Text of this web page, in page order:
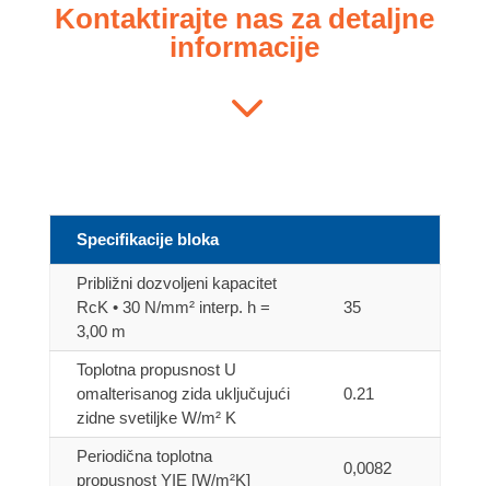
Kontaktirajte nas za detaljne
informacije
3
Specifikacije bloka
Približni dozvoljeni kapacitet
RcK • 30 N/mm² interp. h =
3,00 m
35
Toplotna propusnost U
omalterisanog zida uključujući
zidne svetiljke W/m² K
0.21
Periodična toplotna
propusnost YIE [W/m²K]
0,0082